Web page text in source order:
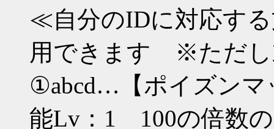
≪自分のIDに対応す
用できます ※ただ
①abcd…【ポイズン
能Lv：1 100の倍数